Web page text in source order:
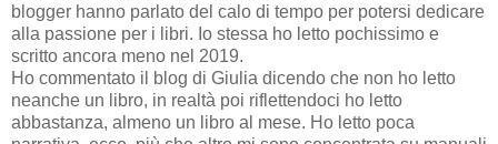
blogger hanno parlato del calo di tempo per potersi dedicare
alla passione per i libri. Io stessa ho letto pochissimo e
scritto ancora meno nel 2019.
Ho commentato il blog di Giulia dicendo che non ho letto
neanche un libro, in realtà poi riflettendoci ho letto
abbastanza, almeno un libro al mese. Ho letto poca